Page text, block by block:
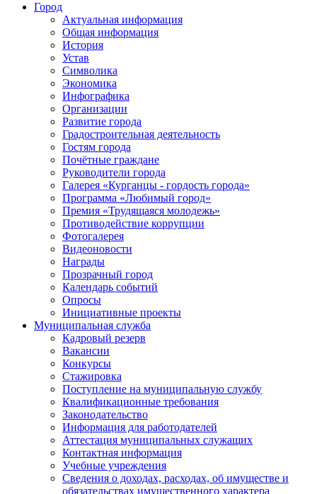
Город
Актуальная информация
Общая информация
История
Устав
Символика
Экономика
Инфографика
Организации
Развитие города
Градостроительная деятельность
Гостям города
Почётные граждане
Руководители города
Галерея «Курганцы - гордость города»
Программа «Любимый город»
Премия «Трудящаяся молодежь»
Противодействие коррупции
Фотогалерея
Видеоновости
Награды
Прозрачный город
Календарь событий
Опросы
Инициативные проекты
Муниципальная служба
Кадровый резерв
Вакансии
Конкурсы
Стажировка
Поступление на муниципальную службу
Квалификационные требования
Законодательство
Информация для работодателей
Аттестация муниципальных служащих
Контактная информация
Учебные учреждения
Сведения о доходах, расходах, об имуществе и
обязательствах имущественного характера